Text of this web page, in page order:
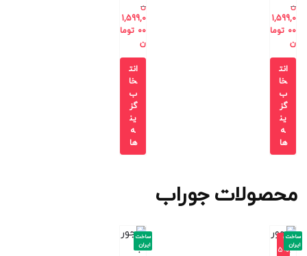
ن
1,599,0
00 توما
ن
انت
خا
ب
گز
ین
ه
ها
ن
1,599,0
00 توما
ن
انت
خا
ب
گز
ین
ه
ها
محصولات جوراب
-2
5%
ساخت
ایران
ساخت
ایران